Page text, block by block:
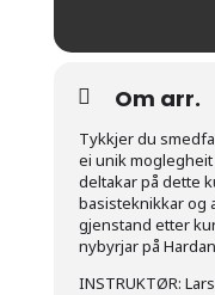
Om arr.
Tykkjer du
ei unik
deltakar på dette
basisteknikkar og
gjenstand etter
nybyrjar på
INSTRUKTØR: